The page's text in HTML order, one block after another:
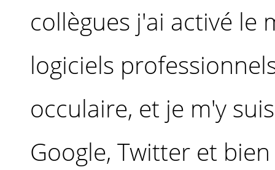
collègues j'ai activé le
logiciels
occulaire, et je m'y
Google, Twitter et